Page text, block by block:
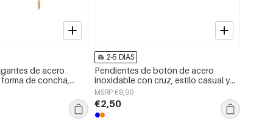
de acero
de concha,
joyería para mujer
2-5 DÍAS
Pendientes de botón de acero
inoxidable con cruz, estilo casual y
sencillo para uso diario, de la serie
Joyería para mujer
MSRP €8,99
€2,50